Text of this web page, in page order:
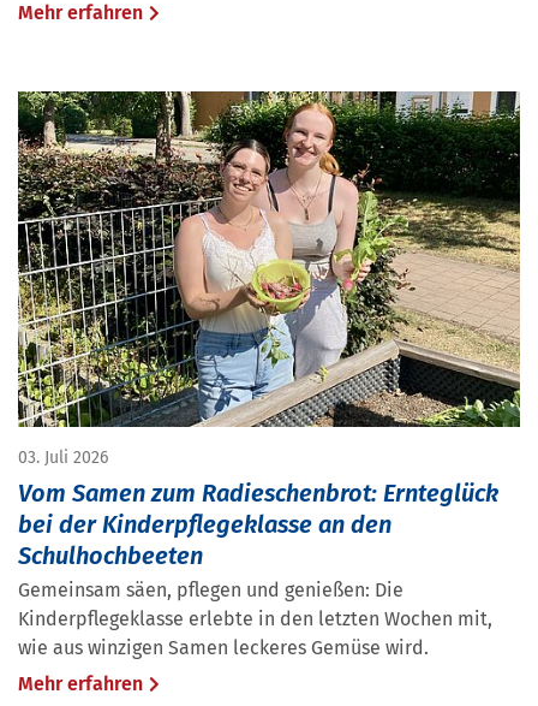
Mehr erfahren
03. Juli 2026
Vom Samen zum Radieschenbrot: Ernteglück
bei der Kinderpflegeklasse an den
Schulhochbeeten
Gemeinsam säen, pflegen und genießen: Die
Kinderpflegeklasse erlebte in den letzten Wochen mit,
wie aus winzigen Samen leckeres Gemüse wird.
Mehr erfahren